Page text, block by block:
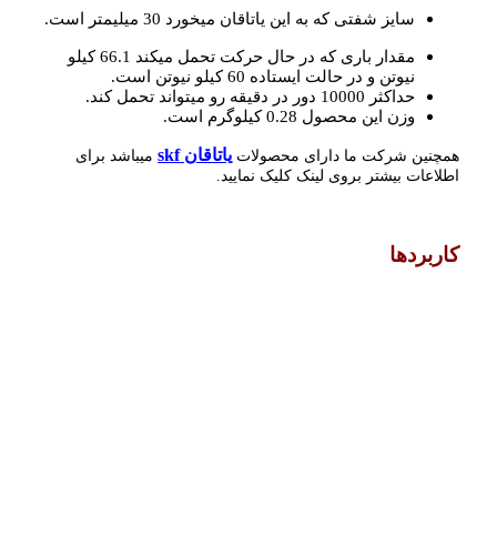
سایز شفتی که به این یاتاقان میخورد 30 میلیمتر است.
مقدار باری که در حال حرکت تحمل میکند 66.1
کیلو
نیوتن و در حالت ایستاده 60 کیلو نیوتن است.
حداکثر 10000 دور در دقیقه رو میتواند تحمل کند.
وزن این محصول 0.28 کیلوگرم است.
همچنین شرکت ما دارای محصولات یاتاقان skf
میباشد برای
اطلاعات بیشتر بروی لینک کلیک نمایید.
کاربردها